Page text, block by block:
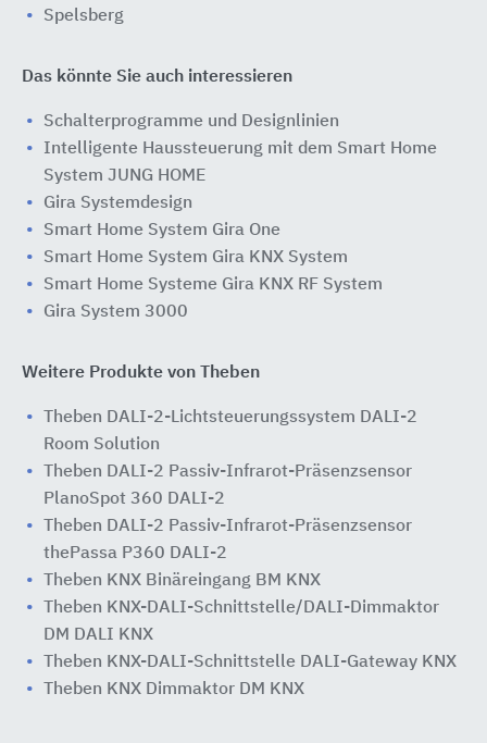
Spelsberg
Das könnte Sie auch interessieren
Schalterprogramme und Designlinien
Intelligente Haussteuerung mit dem Smart Home
System JUNG HOME
Gira Systemdesign
Smart Home System Gira One
Smart Home System Gira KNX System
Smart Home Systeme Gira KNX RF System
Gira System 3000
Weitere Produkte von Theben
Theben DALI-2-Lichtsteuerungssystem DALI-2
Room Solution
Theben DALI-2 Passiv-Infrarot-Präsenzsensor
PlanoSpot 360 DALI-2
Theben DALI-2 Passiv-Infrarot-Präsenzsensor
thePassa P360 DALI-2
Theben KNX Binäreingang BM KNX
Theben KNX-DALI-Schnittstelle/DALI-Dimmaktor
DM DALI KNX
Theben KNX-DALI-Schnittstelle DALI-Gateway KNX
Theben KNX Dimmaktor DM KNX